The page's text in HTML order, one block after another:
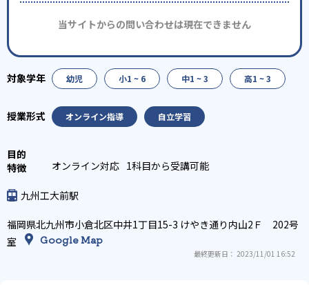
当サイトからの問い合わせは現在できません
幼児 小1 ~ 6 中1 ~ 3 高1 ~ 3
オンライン指導 自立学習
オンライン対応 1科目から受講可能
九州工大前駅
福岡県北九州市小倉北区中井1丁目15-3 けやき通り内山2Ｆ 202号
室
Google Map
最終更新日： 2023/11/01 16:52